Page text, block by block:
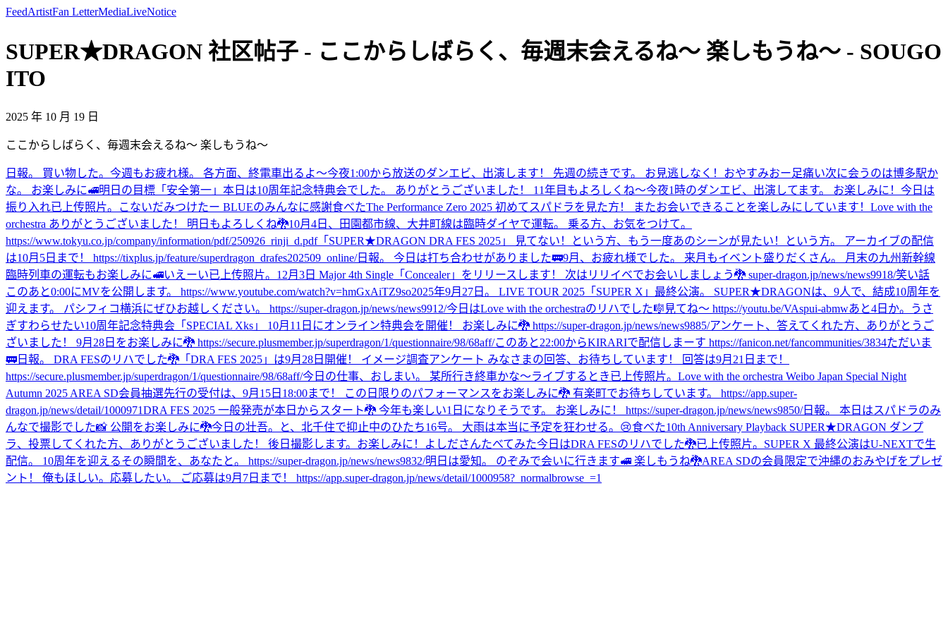
FeedArtistFan LetterMediaLiveNotice
SUPER★DRAGON 社区帖子 - ここからしばらく、毎週末会えるね〜 楽しもうね〜 - SOUGO
ITO
2025 年 10 月 19 日
ここからしばらく、毎週末会えるね〜 楽しもうね〜
日報。 買い物した。 今週もお疲れ様。 各方面、終電車出るよ〜今夜1:00から放送のダンエビ、出演します！ 先週の続きです。 お見逃しなく！ おやすみおー足痛い次に会うのは博多駅か
な。 お楽しみに🚅明日の目標「安全第一」 本日は10周年記念特典会でした。 ありがとうございました！ 11年目もよろしくね〜今夜1時のダンエビ、出演してます。 お楽しみに！ 今日は
振り入れ已上传照片。 こないだみつけたー BLUEのみんなに感謝食べたThe Performance Zero 2025 初めてスパドラを見た方！ またお会いできることを楽しみにしています！ Love with the
orchestra ありがとうございました！ 明日もよろしくね🐉10月4日、田園都市線、大井町線は臨時ダイヤで運転。 乗る方、お気をつけて。
https://www.tokyu.co.jp/company/information/pdf/250926_rinji_d.pdf「SUPER★DRAGON DRA FES 2025」 見てない！という方、もう一度あのシーンが見たい！という方。 アーカイブの配信
は10月5日まで！ https://tixplus.jp/feature/superdragon_drafes202509_online/日報。 今日は打ち合わせがありました🚃9月、お疲れ様でした。 来月もイベント盛りだくさん。 月末の九州新幹線
臨時列車の運転もお楽しみに🚅いえーい已上传照片。 12月3日 Major 4th Single「Concealer」をリリースします！ 次はリリイベでお会いしましょう🐉 super-dragon.jp/news/news9918/笑い話
このあと0:00にMVを公開します。 https://www.youtube.com/watch?v=hmGxAiTZ9so2025年9月27日。 LIVE TOUR 2025「SUPER X」最終公演。 SUPER★DRAGONは、9人で、結成10周年を
迎えます。 パシフィコ横浜にぜひお越しください。 https://super-dragon.jp/news/news9912/今日はLove with the orchestraのリハでした🎼 見てね〜 https://youtu.be/VAspui-abmwあと4日か。
うさ
ぎすわらせたい10周年記念特典会「SPECIAL Xks」 10月11日にオンライン特典会を開催！ お楽しみに🐉 https://super-dragon.jp/news/news9885/アンケート、答えてくれた方、ありがとうご
ざいました！ 9月28日をお楽しみに🐉 https://secure.plusmember.jp/superdragon/1/questionnaire/98/68aff/このあと22:00からKIRARIで配信しまーす https://fanicon.net/fancommunities/3834ただいま
🚃 日報。 DRA FESのリハでした🐉 「DRA FES 2025」は9月28日開催！ イメージ調査アンケート みなさまの回答、お待ちしています！ 回答は9月21日まで！
https://secure.plusmember.jp/superdragon/1/questionnaire/98/68aff/今日の仕事、おしまい。 某所行き終車かな〜ライブするとき已上传照片。 Love with the orchestra Weibo Japan Special Night
Autumn 2025 AREA SD会員抽選先行の受付は、9月15日18:00まで！ この日限りのパフォーマンスをお楽しみに🐉 有楽町でお待ちしています。 https://app.super-
dragon.jp/news/detail/1000971DRA FES 2025 一般発売が本日からスタート🐉 今年も楽しい1日になりそうです。 お楽しみに！ https://super-dragon.jp/news/news9850/日報。 本日はスパドラのみ
んなで撮影でした📸 公開をお楽しみに🐉今日の壮吾。と、北千住で抑止中のひたち16号。 大雨は本当に予定を狂わせる。😢食べた10th Anniversary Playback SUPER★DRAGON ダンプ
ラ、投票してくれた方、ありがとうございました！ 後日撮影します。お楽しみに！
よしださんたべてみた今日はDRA FESのリハでした🐉已上传照片。 SUPER X 最終公演はU-NEXTで生
配信。 10周年を迎えるその瞬間を、あなたと。 https://super-dragon.jp/news/news9832/明日は愛知。 のぞみで会いに行きます🚅 楽しもうね🐉AREA SDの会員限定で沖縄のおみやげをプレゼ
ント！ 俺もほしい。応募したい。 ご応募は9月7日まで！ https://app.super-dragon.jp/news/detail/1000958?_normalbrowse_=1